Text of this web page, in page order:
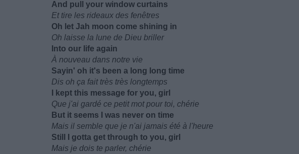
And pull your window curtains
Et tire les rideaux des fenêtres
Oh let Jah moon come shining in
Oh laisse la lune de Dieu briller
Into our life again
À nouveau dans notre vie
Sayin' oh it's been a long long time
Dis oh ça fait très très longtemps
I kept this message for you, girl
Que j'ai gardé ce petit mot pour toi, chérie
But it seems I was never on time
Mais il semble que je n'ai jamais été à l'heure
Still I gotta get through to you, girl
Mais je dois te parler, chérie